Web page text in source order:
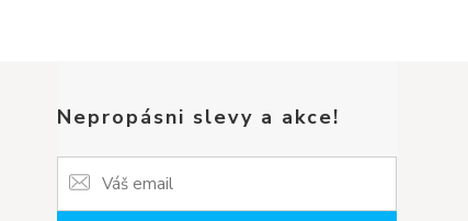
Nepropásni slevy a akce!